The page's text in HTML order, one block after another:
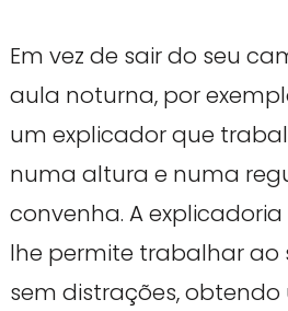
Em vez de sair do seu
aula noturna, por
um explicador que
numa altura e numa
convenha. A
lhe permite trabalhar ao
sem distrações,